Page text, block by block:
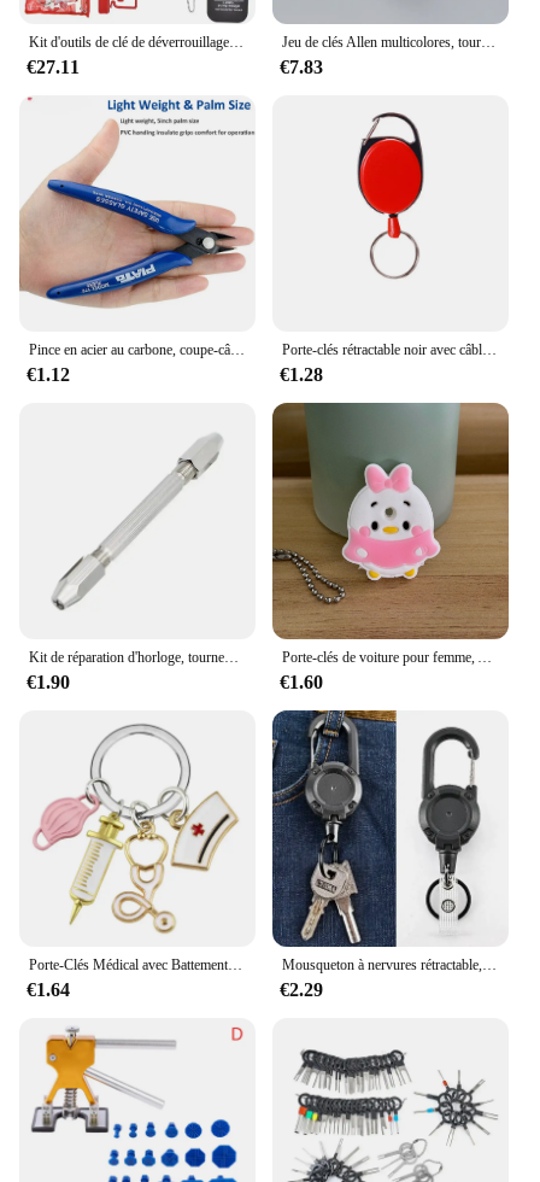
Kit d'outils de clé de déverrouillage de porte de véhicule, cale de barre mince, ouverture d'urgence, pompe à air noire, pièces de style de voiture universelles
€27.11
Jeu de clés Allen multicolores, tournevis hexagonal, universel, 6 angles, 6 lentilles, boule, HTML, document, outils à main, 9 pièces
€7.83
Pince en acier au carbone, coupe-câble électrique, cisailles latérales coupantes, pince affleurante, outils à main pour la maison, bleu
€1.12
Porte-clés rétractable noir avec câble métallique en acier élastique, porte-clés anti-perte, badge d'identification, sac à dos, accessoires de charme, outil d'extérieur
€1.28
€1.90 €1.60
€1.64 €2.29